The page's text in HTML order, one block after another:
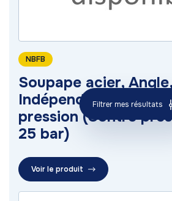
NBFB
Soupape acier, Angle,
Indépendante de la
pression (Contre
25 bar)
Voir le produit
Filtrer mes résultats